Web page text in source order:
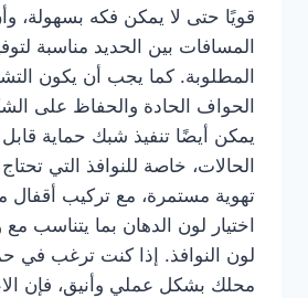
قويًا حتى لا يمكن فكه بسهولة،
المسافات بين الحديد مناسبة
المطلوبة. كما يجب أن يكون
الحواف الحادة والحفاظ على
يمكن أيضًا تنفيذ شبك حماية
الحالات، خاصة للنوافذ التي
تهوية مستمرة، مع تركيب أقفال
اختيار لون الدهان بما يتناسب
لون النوافذ. إذا كنت ترغب في
محلك بشكل عملي وأنيق، فإن